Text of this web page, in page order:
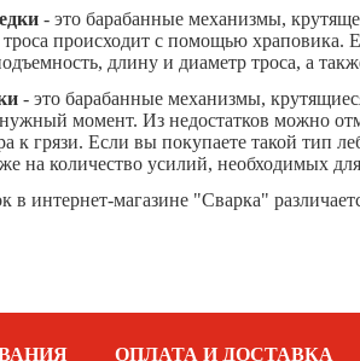
- это барабанные механизмы,
происходит с помощью
длину и диаметр троса, а
- это барабанные механизмы,
нужный момент. Из недостатков можно
к грязи. Если вы покупаете такой тип
на количество усилий, необходимых
в интернет-магазине "Сварка"
ОПЛАТА И ДОСТАВКА